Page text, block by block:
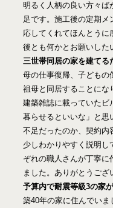
明るく人柄の良い方々ば
足です。施工後の定期
応してくれてほんとう
後とも何かとお願いした
三世帯同居の家を建てる
母の仕事復帰、子どもの
祖母と同居することにな
建築雑誌に載っていたビ
暮らせるといいな」と思
不足だったのか、契約内
少しわかりやすく説明
ぞれの職人さんが丁寧に
ました。ありがとうござ
予算内で耐震等級3の家
築40年の家に住んでい